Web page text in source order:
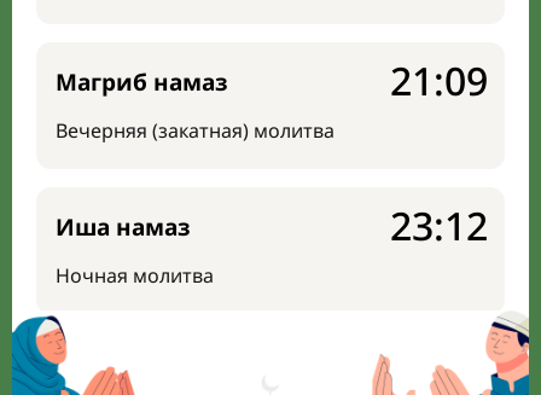
Магриб намаз
Вечерняя (закатная) молитва
21:09
Иша намаз
Ночная молитва
23:12